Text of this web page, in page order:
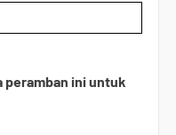
peramban ini untuk